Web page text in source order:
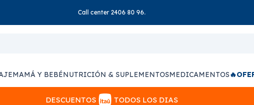
Call center 2406 80 96.
MAMÁ Y BEBÉNUTRICIÓN & SUPLEMENTOSMEDICAMENTOS
DESCUENTOS TODOS LOS DIAS